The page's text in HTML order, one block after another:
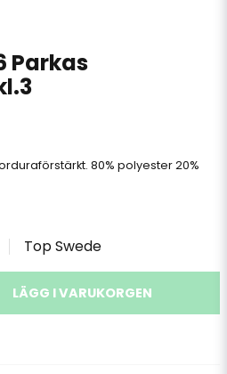
Parkas
80% polyester 20%
Top Swede
LÄGG I VARUKORGEN